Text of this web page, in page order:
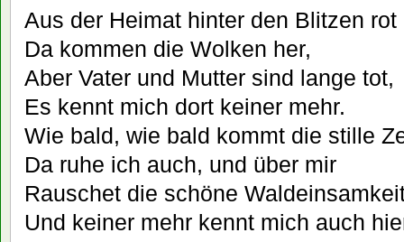
Aus der Heimat hinter den Blitzen rot
Da kommen die Wolken her,
Aber Vater und Mutter sind lange tot,
Es kennt mich dort keiner mehr.
Wie bald, wie bald kommt die stille
Da ruhe ich auch, und über mir
Rauschet die schöne
Und keiner mehr kennt mich auch